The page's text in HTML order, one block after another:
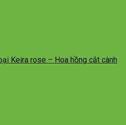
Keira rose – Hoa hồng cắt cành